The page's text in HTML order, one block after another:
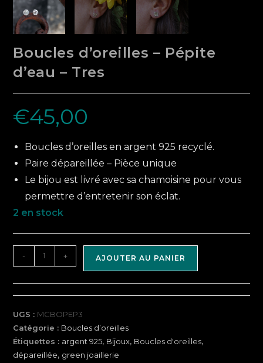
Boucles d’oreilles – Pépite
d’eau – Tres
€45,00
Boucles d’oreilles en argent 925 recyclé.
Paire dépareillée – Pièce unique
Le bijou est livré avec sa chamoisine pour vous
permettre d’entretenir son éclat.
2 en stock
quantité
de
Boucles
d'oreilles
-
Pépite
d'eau
-
- + AJOUTER AU PANIER
UGS : MCBOPEP3
Catégorie : Boucles d’oreilles
Étiquettes : argent 925, Bijoux, Boucles d'oreilles,
dépareillée, green joaillerie